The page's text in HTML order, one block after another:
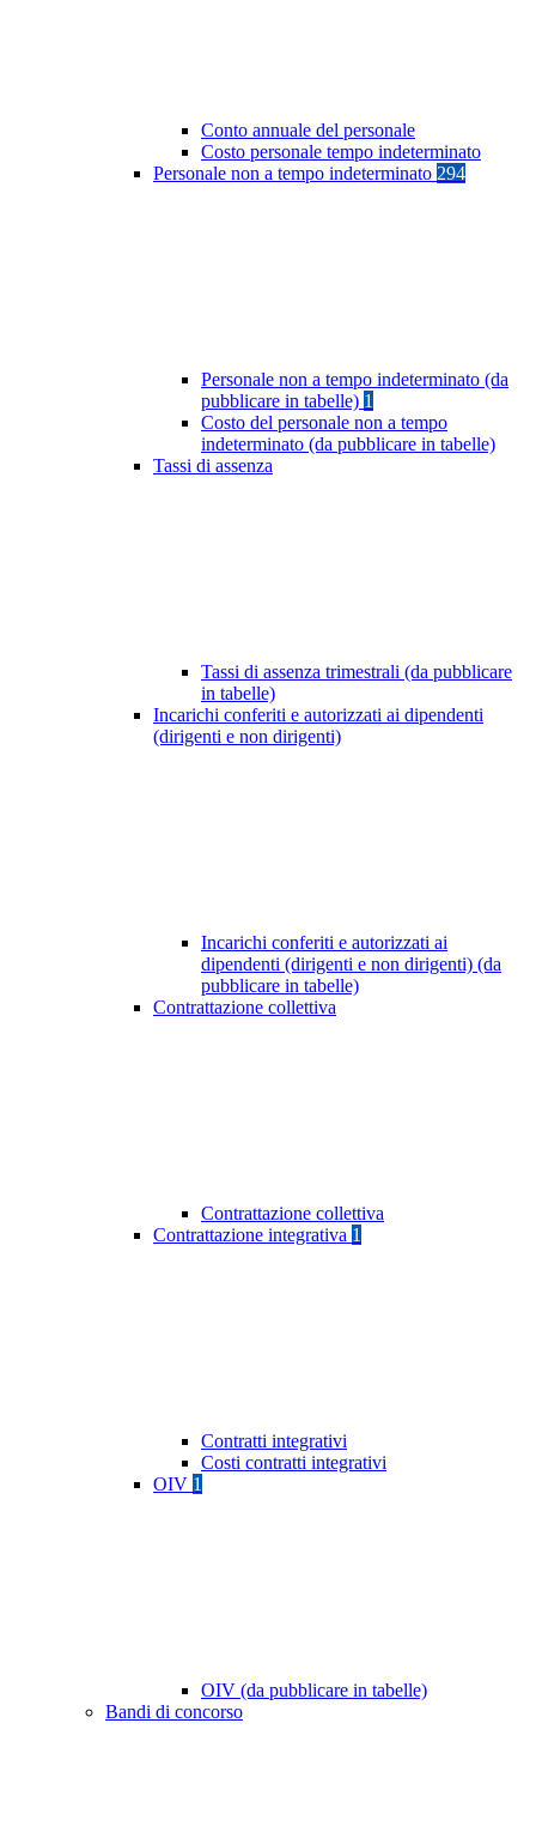
Conto annuale del personale
Costo personale tempo indeterminato
Personale non a tempo indeterminato 294
Personale non a tempo indeterminato (da
pubblicare in tabelle) 1
Costo del personale non a tempo
indeterminato (da pubblicare in tabelle)
Tassi di assenza
Tassi di assenza trimestrali (da pubblicare
in tabelle)
Incarichi conferiti e autorizzati ai dipendenti
(dirigenti e non dirigenti)
Incarichi conferiti e autorizzati ai
dipendenti (dirigenti e non dirigenti) (da
pubblicare in tabelle)
Contrattazione collettiva
Contrattazione collettiva
Contrattazione integrativa 1
Contratti integrativi
Costi contratti integrativi
OIV 1
OIV (da pubblicare in tabelle)
Bandi di concorso